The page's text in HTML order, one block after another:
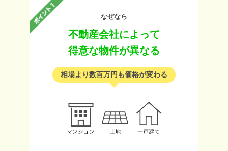
なぜなら
不動産会社によって
得意な物件が異なる
相場より数百万円も価格が変わる